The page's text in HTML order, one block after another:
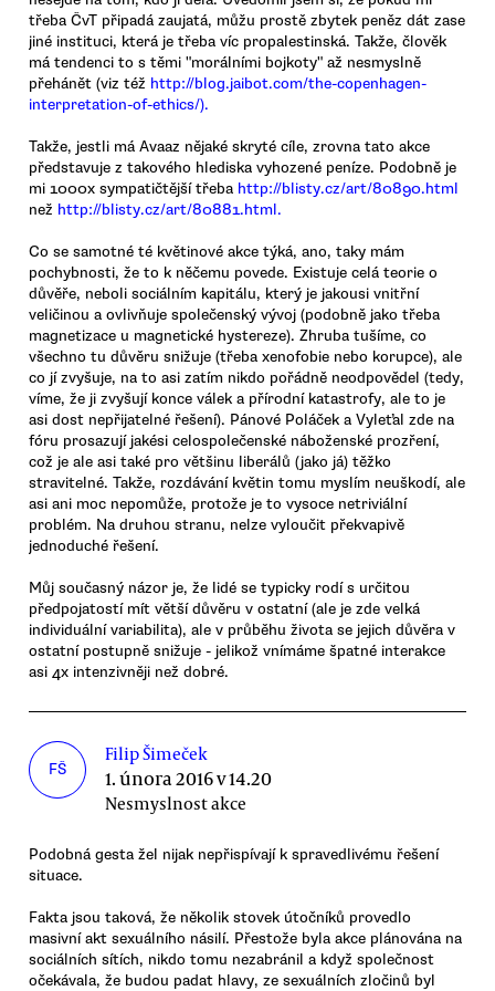
třeba ČvT připadá zaujatá, můžu prostě zbytek peněz dát zase
jiné instituci, která je třeba víc propalestinská. Takže, člověk
má tendenci to s těmi "morálními bojkoty" až nesmyslně
přehánět (viz též http://blog.jaibot.com/the-copenhagen-
interpretation-of-ethics/).
Takže, jestli má Avaaz nějaké skryté cíle, zrovna tato akce
představuje z takového hlediska vyhozené peníze. Podobně je
mi 1000x sympatičtější třeba http://blisty.cz/art/80890.html
než http://blisty.cz/art/80881.html.
Co se samotné té květinové akce týká, ano, taky mám
pochybnosti, že to k něčemu povede. Existuje celá teorie o
důvěře, neboli sociálním kapitálu, který je jakousi vnitřní
veličinou a ovlivňuje společenský vývoj (podobně jako třeba
magnetizace u magnetické hystereze). Zhruba tušíme, co
všechno tu důvěru snižuje (třeba xenofobie nebo korupce), ale
co jí zvyšuje, na to asi zatím nikdo pořádně neodpovědel (tedy,
víme, že ji zvyšují konce válek a přírodní katastrofy, ale to je
asi dost nepřijatelné řešení). Pánové Poláček a Vyleťal zde na
fóru prosazují jakési celospolečenské náboženské prozření,
což je ale asi také pro většinu liberálů (jako já) těžko
stravitelné. Takže, rozdávání květin tomu myslím neuškodí, ale
asi ani moc nepomůže, protože je to vysoce netriviální
problém. Na druhou stranu, nelze vyloučit překvapivě
jednoduché řešení.
Můj současný názor je, že lidé se typicky rodí s určitou
předpojatostí mít větší důvěru v ostatní (ale je zde velká
individuální variabilita), ale v průběhu života se jejich důvěra v
ostatní postupně snižuje - jelikož vnímáme špatné interakce
asi 4x intenzivněji než dobré.
FŠ
Filip Šimeček
1. února 2016 v 14.20
Nesmyslnost akce
Podobná gesta žel nijak nepřispívají k spravedlivému řešení
situace.
Fakta jsou taková, že několik stovek útočníků provedlo
masivní akt sexuálního násilí. Přestože byla akce plánována na
sociálních sítích, nikdo tomu nezabránil a když společnost
očekávala, že budou padat hlavy, ze sexuálních zločinů byl